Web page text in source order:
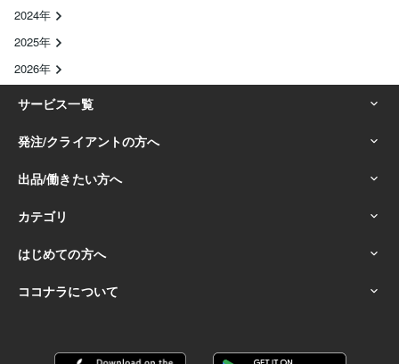
2024年
2025年
2026年